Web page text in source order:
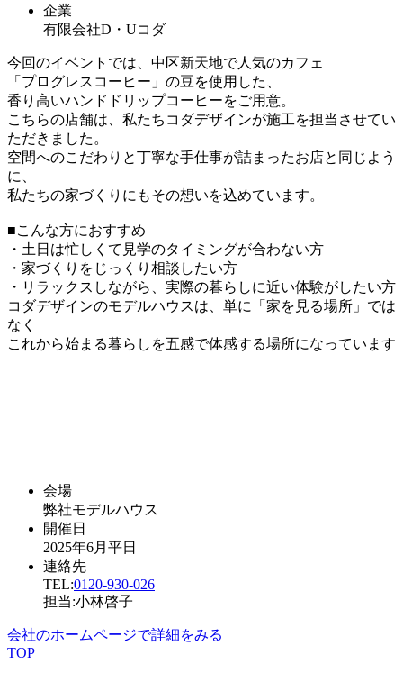
企業
有限会社D・Uコダ
今回のイベントでは、中区新天地で人気のカフェ
「プログレスコーヒー」の豆を使用した、
香り高いハンドドリップコーヒーをご用意。
こちらの店舗は、私たちコダデザインが施工を担当させてい
ただきました。
空間へのこだわりと丁寧な手仕事が詰まったお店と同じよう
に、
私たちの家づくりにもその想いを込めています。
■こんな方におすすめ
・土日は忙しくて見学のタイミングが合わない方
・家づくりをじっくり相談したい方
・リラックスしながら、実際の暮らしに近い体験がしたい方
コダデザインのモデルハウスは、単に「家を見る場所」では
なく
これから始まる暮らしを五感で体感する場所になっています
会場
弊社モデルハウス
開催日
2025年6月平日
連絡先
TEL:0120-930-026
担当:小林啓子
会社のホームページで詳細をみる
TOP